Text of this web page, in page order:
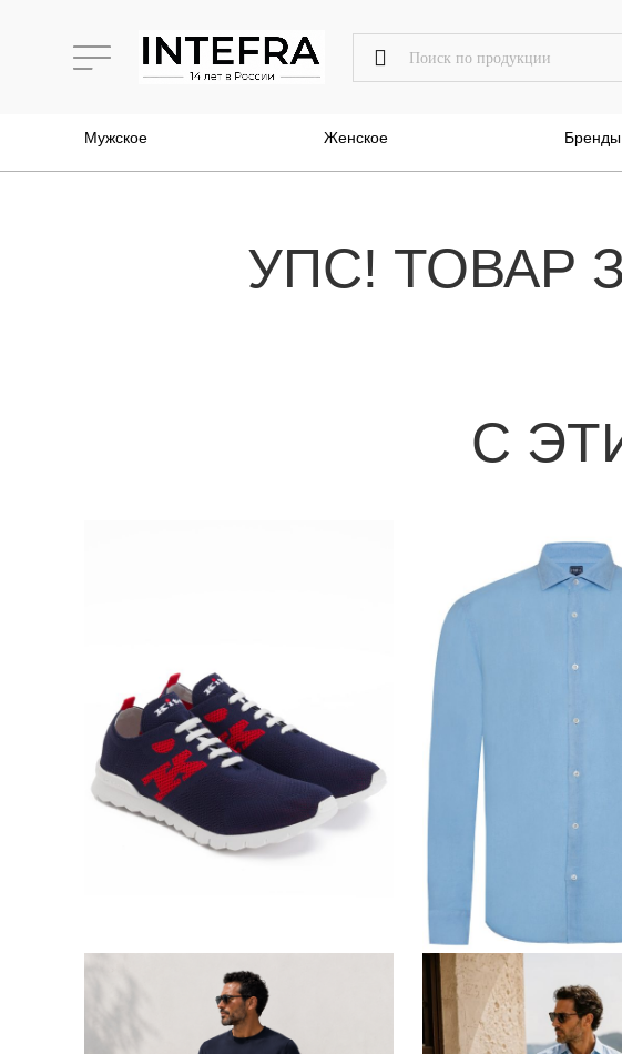
Мужское Женское Бренды
УПС! ТОВАР
С